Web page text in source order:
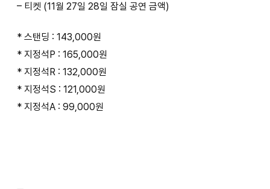
– 티켓 (11월 27일 28일 잠실 공연 금액)
* 스탠딩 : 143,000원
* 지정석P : 165,000원
* 지정석R : 132,000원
* 지정석S : 121,000원
* 지정석A : 99,000원